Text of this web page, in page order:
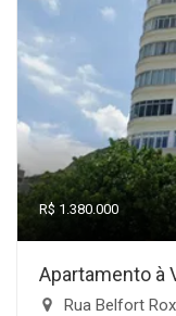
R$ 1.380.000
Apartamento à
Rua Belfort